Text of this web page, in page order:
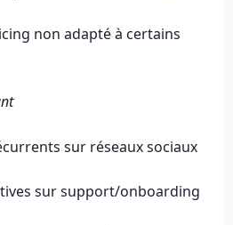
non adapté à certains
sur réseaux sociaux
sur support/onboarding